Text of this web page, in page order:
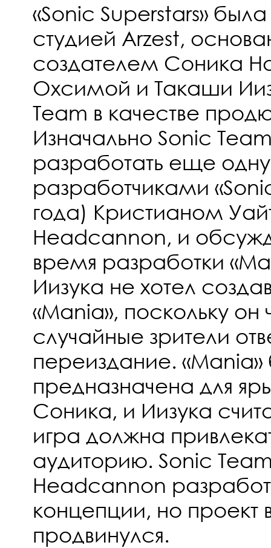
«Sonic Superstars»
студией Arzest,
создателем Соника
Охсимой и Такаши
Team в качестве
Изначально Sonic
разработать еще
разработчиками
года) Кристианом
Headcannon, и
время разработки
Иизука не хотел
«Mania», поскольку он
случайные зрители
переиздание.
предназначена для
Соника, и Иизука
игра должна
аудиторию. Sonic
Headcannon
концепции, но проект
продвинулся.